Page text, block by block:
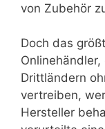
von Zubehör
Doch das
Drittländern
vertreiben,
Hersteller